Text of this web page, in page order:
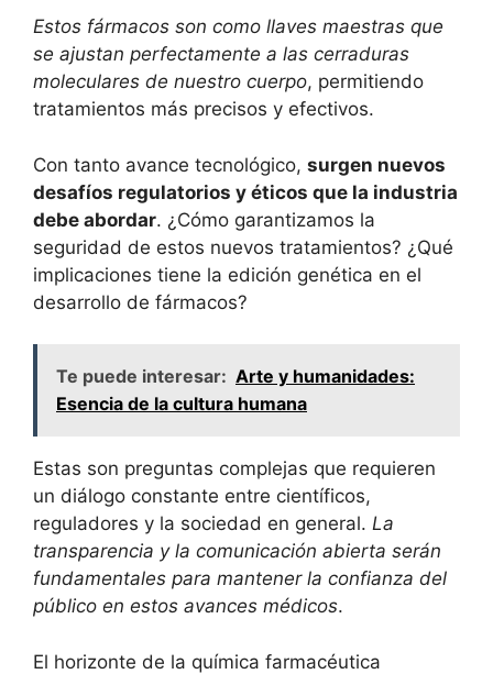
Estos fármacos son como llaves maestras que
se ajustan perfectamente a las cerraduras
moleculares de nuestro cuerpo, permitiendo
tratamientos más precisos y efectivos.
Con tanto avance tecnológico, surgen nuevos
desafíos regulatorios y éticos que la industria
debe abordar. ¿Cómo garantizamos la
seguridad de estos nuevos tratamientos? ¿Qué
implicaciones tiene la edición genética en el
desarrollo de fármacos?
Te puede interesar: Arte y humanidades:
Esencia de la cultura humana
Estas son preguntas complejas que requieren
un diálogo constante entre científicos,
reguladores y la sociedad en general. La
transparencia y la comunicación abierta serán
fundamentales para mantener la confianza del
público en estos avances médicos.
El horizonte de la química farmacéutica